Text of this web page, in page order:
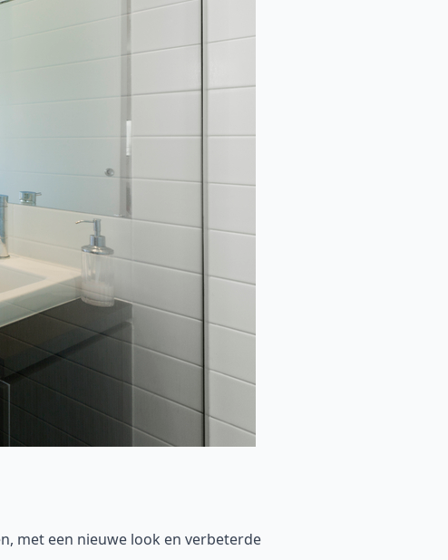
met een nieuwe look en verbeterde